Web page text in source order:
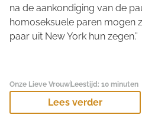
na de aankondiging van de
homoseksuele paren mogen
paar uit New York hun zegen.”
Onze Lieve VrouwLeestijd: 10 minuten
Lees verder